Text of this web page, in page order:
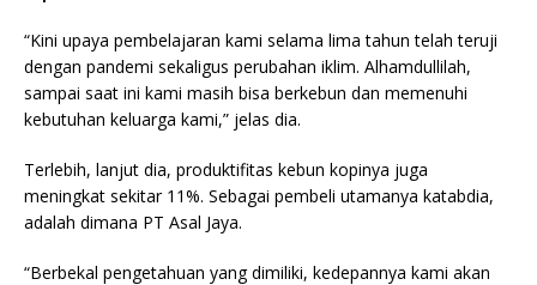
“Kini upaya pembelajaran kami selama lima tahun telah teruji
dengan pandemi sekaligus perubahan iklim. Alhamdullilah,
sampai saat ini kami masih bisa berkebun dan memenuhi
kebutuhan keluarga kami,” jelas dia.
Terlebih, lanjut dia, produktifitas kebun kopinya juga
meningkat sekitar 11%. Sebagai pembeli utamanya katabdia,
adalah dimana PT Asal Jaya.
“Berbekal pengetahuan yang dimiliki, kedepannya kami akan